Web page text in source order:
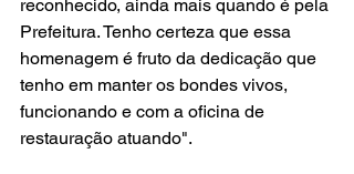
reconhecido, ainda mais quando é pela
Prefeitura. Tenho certeza que essa
homenagem é fruto da dedicação que
tenho em manter os bondes vivos,
funcionando e com a oficina de
restauração atuando".